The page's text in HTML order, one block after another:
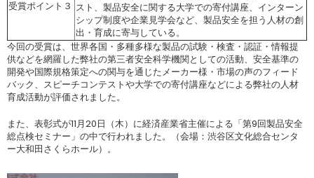
受賞ポイント３ スト、製品安全に関する大学での寄付講座、インターン
シップ制度や企業見学会など、製品安全を担う人材の創
出・育成に寄与している。
今回の受賞は、世界各国・多種多様な製品の試験・検査・認証・情報提
供などを網羅した弊社の第三者安全科学機関としての活動、安全基準の
開発や国際規格策定への関与を通じたメーカー様・市場の声のフィード
バック、スピーチコンテストや大学での寄付講座などによる弊社の人材
育成活動が評価されました。
また、表彰式が11月20日（木）に経済産業省主催による「第9回製品安全
総点検セミナー」の中で行われました。（会場：渋谷区文化総合センタ
ー大和田さくらホール）。